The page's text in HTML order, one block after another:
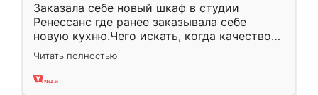
Заказала себе новый шкаф в студии
Ренессанс где ранее заказывала себе
новую кухню.Чего искать, когда качеством
вполне довольна. Служит кухня уже почти
два года, нареканий нет.
Читать полностью